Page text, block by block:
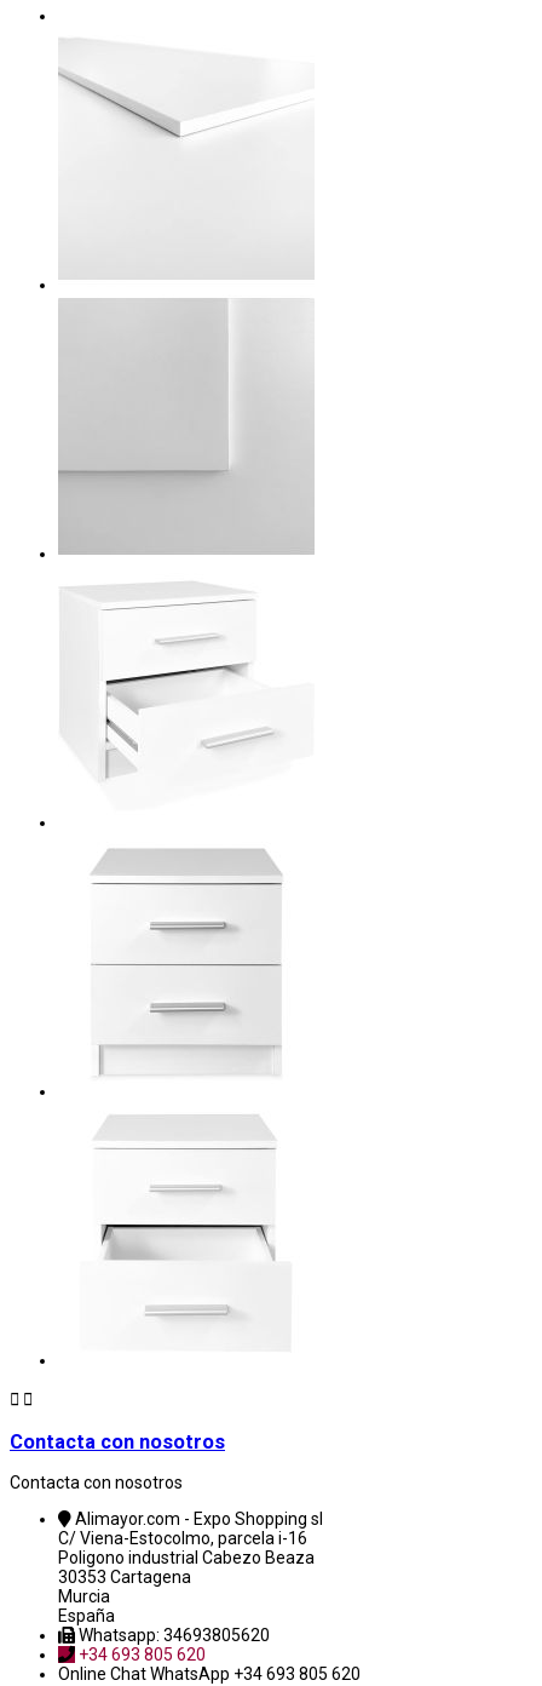
 
Contacta con nosotros
Contacta con nosotros
Alimayor.com - Expo Shopping sl
C/ Viena-Estocolmo, parcela i-16
Poligono industrial Cabezo Beaza
30353 Cartagena
Murcia
España
Whatsapp: 34693805620
+34 693 805 620
Online ChatWhatsApp +34 693 805 620